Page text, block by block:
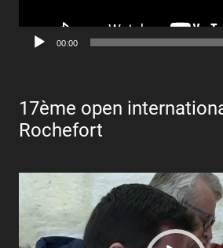
00:00
17ème open
Rochefort
Lecteur
vidéo